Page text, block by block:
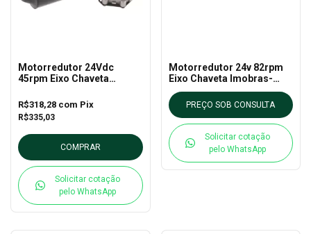
Motorredutor 24Vdc
45rpm Eixo Chaveta
R$335,03
R$318,28 com Pix
COMPRAR
Solicitar cotação
pelo WhatsApp
Motorredutor 24v 82rpm
Eixo Chaveta Imobras-
100501924
PREÇO SOB CONSULTA
Solicitar cotação
pelo WhatsApp